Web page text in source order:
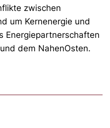
zwischen
um Kernenergie und
Energiepartnerschaften
dem NahenOsten.